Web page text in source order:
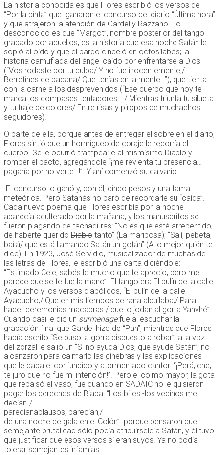
La historia conocida es que Flores escribió los versos de
“Por la pinta” que ganaron el concurso del diario “Última hora”
y que atrajeron la atención de Gardel y Razzano. Lo
desconocido es que “Margot”, nombre posterior del tango
grabado por aquellos, es la historia que esa noche Satán le
sopló al oído y que el bardo cinceló en octosílabos; la
historia camuflada del ángel caído por enfrentarse a Dios
(“Vos rodaste por tu culpa/ Y no fue inocentemente,/
Berretines de bacana/ Que tenías en la mente…”), que tienta
con la carne a los desprevenidos (“Ese cuerpo que hoy te
marca los compases tentadores… / Mientras triunfa tu silueta
y tu traje de colores/ Entre risas y piropos de muchachos
seguidores).
O parte de ella, porque antes de entregar el sobre en el diario,
Flores sintió que un hormigueo de coraje le recorría el
cuerpo. Se le ocurrió trampearle al mismísimo Diablo y
romper el pacto, agregándole “¡me revienta tu presencia…
pagaría por no verte…!”. Y ahí comenzó su calvario.
El concurso lo ganó y, con él, cinco pesos y una fama
meteórica. Pero Satanás no paró de recordarle su “caída”.
Cada nuevo poema que Flores escribía por la noche
aparecía adulterado por la mañana, y los manuscritos se
fueron plagando de tachaduras: “No es que esté arrepentido,
de haberte querido Diablo tanto” (La mariposa); “Salí, pebeta,
bailá/ que está llamando Satán un gotán” (A lo mejor quién te
dice). En 1923, José Servidio, musicalizador de muchas de
las letras de Flores, le escribió una carta diciéndole:
“Estimado Cele, sabés lo mucho que te aprecio, pero me
parece que se te fue la mano”. El tango era El bulín de la calle
Ayacucho y los versos diabólicos, “El bulín de la calle
Ayacucho,/ Que en mis tiempos de rana alquilaba,/ Para
hacer ceremonias macabras / que lo jodan al gorra Yahvhé”.
Cuando casi le dio un surmenagefue al escuchar la
grabación final que Gardel hizo de “Pan”; mientras que Flores
había escrito “Se puso la gorra dispuesto a robar”, a la voz
del zorzal le salió un “Si no ayuda Dios, que ayude Satán”; no
alcanzaron para calmarlo las ginebras y las explicaciones
que le daba el confundido y atormentado cantor: “¡Perá, che,
te juro que no fue mi intención!”. Pero el colmo mayor, la gota
que rebalsó el vaso, fue cuando en SADAIC no le quisieron
pagar los derechos de Biaba: “Los bifes -los vecinos me
decían-/
parecíanaplausos, parecían,/
de una noche de gala en el Colón”. porque pensaron que
semejante brutalidad sólo podía atribuírsele a Satán, y él tuvo
que justificar que esos versos sí eran suyos. Ya no podía
tolerar semejantes infamias.